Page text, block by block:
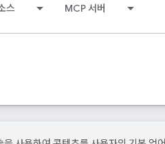
스 MCP 서버